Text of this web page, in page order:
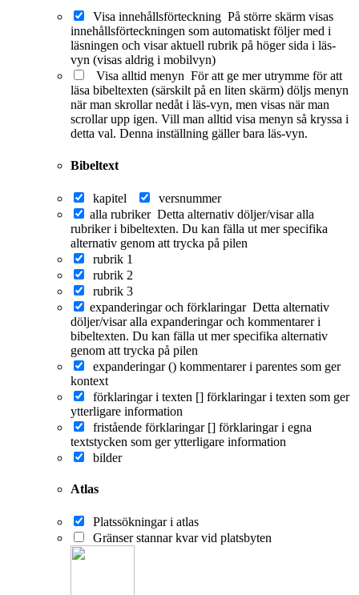
Visa innehållsförteckning På större skärm visas
innehållsförteckningen som automatiskt följer med i
läsningen och visar aktuell rubrik på höger sida i läs-
vyn (visas aldrig i mobilvyn)
Visa alltid menyn För att ge mer utrymme för att
läsa bibeltexten (särskilt på en liten skärm) döljs menyn
när man skrollar nedåt i läs-vyn, men visas när man
scrollar upp igen. Vill man alltid visa menyn så kryssa i
detta val. Denna inställning gäller bara läs-vyn.
Bibeltext
kapitel
versnummer
alla rubriker Detta alternativ döljer/visar alla
rubriker i bibeltexten. Du kan fälla ut mer specifika
alternativ genom att trycka på pilen
rubrik 1
rubrik 2
rubrik 3
expanderingar och förklaringar Detta alternativ
döljer/visar alla expanderingar och kommentarer i
bibeltexten. Du kan fälla ut mer specifika alternativ
genom att trycka på pilen
expanderingar () kommentarer i parentes som ger
kontext
förklaringar i texten [] förklaringar i texten som ger
ytterligare information
fristående förklaringar [] förklaringar i egna
textstycken som ger ytterligare information
bilder
Atlas
Platssökningar i atlas
Gränser stannar kvar vid platsbyten